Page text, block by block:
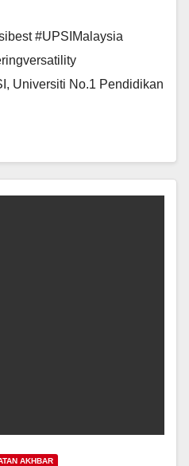
#UPSIMalaysia
Universiti No.1 Pendidikan
AKHBAR